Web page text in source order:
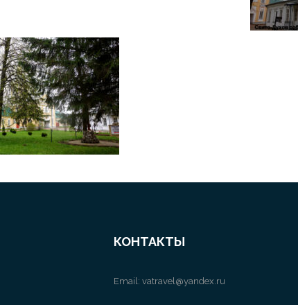
КОНТАКТЫ
Email: vatravel@yandex.ru